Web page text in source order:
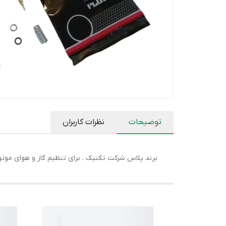
توضیحات نظرات کاربران
برند پلاس شرکت تکنیک . برای تنظیم گاز و هوای موتور . 6تیکه